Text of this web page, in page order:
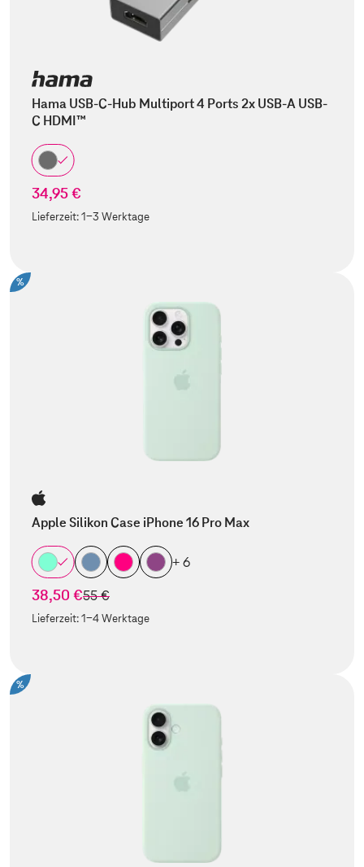
Hama USB-C-Hub Multiport 4 Ports 2x USB-A USB-
C HDMI™
34,95 €
Lieferzeit:1-3 Werktage
%
Apple Silikon Case iPhone 16 Pro Max
+ 6
38,50 €statt
55 €
Lieferzeit:1-4 Werktage
%